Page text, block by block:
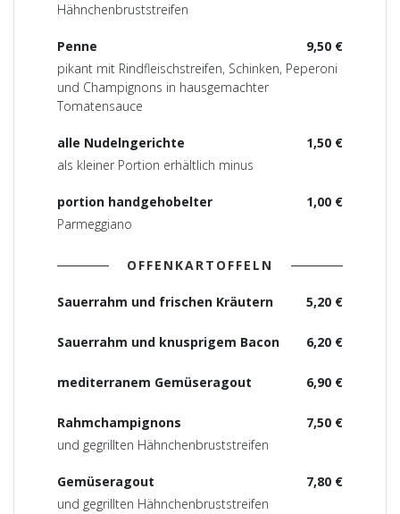
Hähnchenbruststreifen
9,50 €
Penne
pikant mit Rindfleischstreifen, Schinken, Peperoni
und Champignons in hausgemachter
Tomatensauce
1,50 €
alle Nudelngerichte
als kleiner Portion erhältlich minus
1,00 €
portion handgehobelter
Parmeggiano
OFFENKARTOFFELN
5,20 €
Sauerrahm und frischen Kräutern
6,20 €
Sauerrahm und knusprigem Bacon
6,90 €
mediterranem Gemüseragout
7,50 €
Rahmchampignons
und gegrillten Hähnchenbruststreifen
7,80 €
Gemüseragout
und gegrillten Hähnchenbruststreifen